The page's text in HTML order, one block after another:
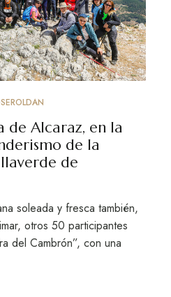
de Alcaraz, en la
de la
de
soleada y fresca también,
otros 50 participantes
del Cambrón”, con una